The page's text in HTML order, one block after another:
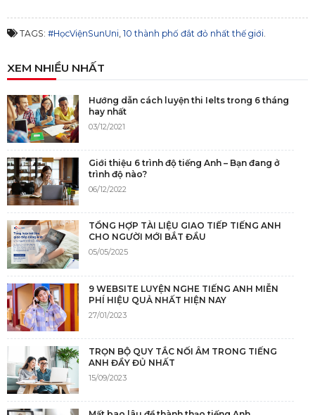
TAGS: #HọcViệnSunUni 10 thành phố đắt đỏ nhất thế giới
XEM NHIỀU NHẤT
Hướng dẫn cách luyện thi Ielts trong 6 tháng
hay nhất
03/12/2021
Giới thiệu 6 trình độ tiếng Anh – Bạn đang ở
trình độ nào?
06/12/2022
TỔNG HỢP TÀI LIỆU GIAO TIẾP TIẾNG ANH
CHO NGƯỜI MỚI BẮT ĐẦU
05/05/2025
9 WEBSITE LUYỆN NGHE TIẾNG ANH MIỄN
PHÍ HIỆU QUẢ NHẤT HIỆN NAY
27/01/2023
TRỌN BỘ QUY TẮC NỐI ÂM TRONG TIẾNG
ANH ĐẦY ĐỦ NHẤT
15/09/2023